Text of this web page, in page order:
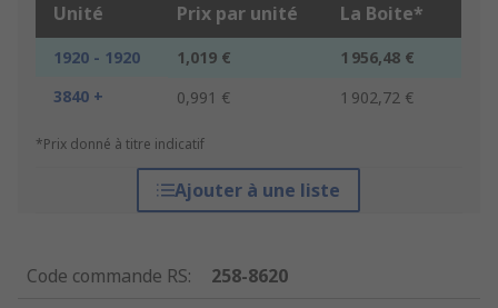
Unité Prix par unité La Boite*
1920 - 1920 1,019 €
1 956,48 €
3840 +
0,991 € 1 902,72 €
*Prix donné à titre indicatif
Ajouter à une liste
Code commande RS:
258-8620